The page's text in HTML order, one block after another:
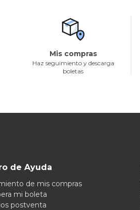
Mis compras
Haz seguimiento y descarga
boletas
de Ayuda
de mis compras
mi boleta
postventa